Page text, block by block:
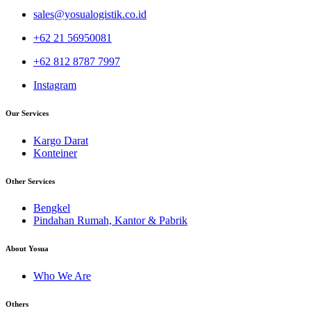
sales@yosualogistik.co.id
+62 21 56950081
+62 812 8787 7997
Instagram
Our Services
Kargo Darat
Konteiner
Other Services
Bengkel
Pindahan Rumah, Kantor & Pabrik
About Yosua
Who We Are
Others